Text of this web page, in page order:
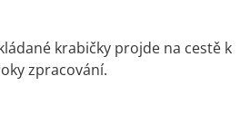
krabičky projde na cestě k
zpracování.